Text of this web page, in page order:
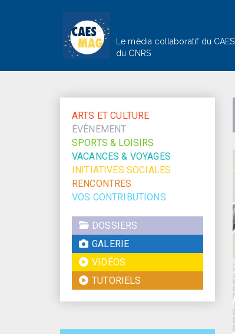
Le média collaboratif du CAES
du CNRS
ARTS ET CULTURE
ÉVÈNEMENT
SPORTS & LOISIRS
VACANCES & VOYAGES
INITIATIVES SOCIALES
RENCONTRES
VOS CONTRIBUTIONS
DOSSIERS
GALERIE
VIDÉOS
TUTORIELS